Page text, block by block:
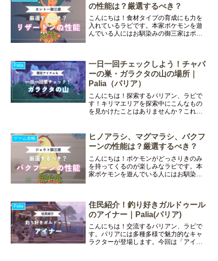
よ♪今回はマルチプレ
の性能は？厳選するべき？
こんにちは！食材タイプの育成にも力を
入れているラビです。本家ポケモンを遊
んでいる人にはお馴染みの御三家はポケ
ね。今回はヒトカゲ、リザード
Palia
一日一回チェックしよう！チャパ
ーの巣・ガラクタの山の場所｜
Palia（パリア）
こんにちは！探索するパリアン、ラビで
す！キリマエリアを探索中にこんなもの
を見かけたことはありませんか？これは
イッチ…ケンリのかな…？Palia（パリ
ア）では一日一回この
ゲーム攻略
ヒノアラシ、マグマラシ、バクフ
ーンの性能は？厳選するべき？
こんにちは！ポケモンがどっさりきのみ
を持ってくるのが楽しみなラビです。本
家ポケモンを遊んでいる人にはお馴染み
すよね。今回はヒノアラシ
Palia
住民紹介！釣り好きガルドゥール
のアイナー｜Palia(パリア)
こんにちは！交流するパリアン、ラビで
す。パリアには多種多様で魅力的なキャ
ラクターが登場します。今回は「アイナ